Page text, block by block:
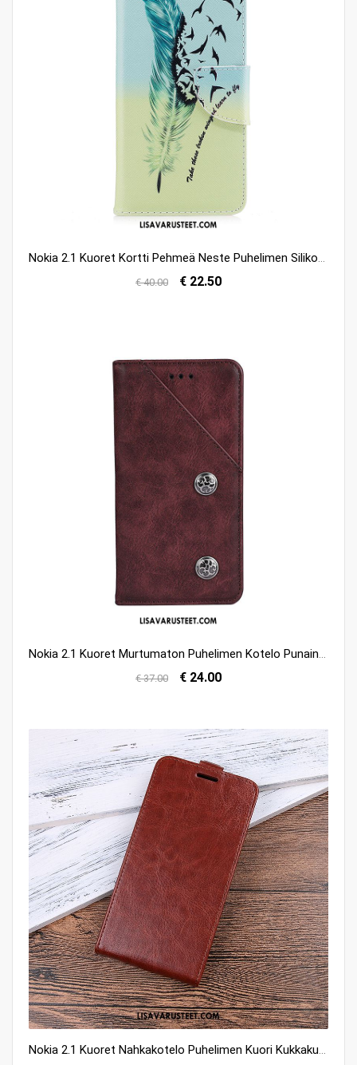
€ 40.00 € 22.50
€ 37.00 € 24.00